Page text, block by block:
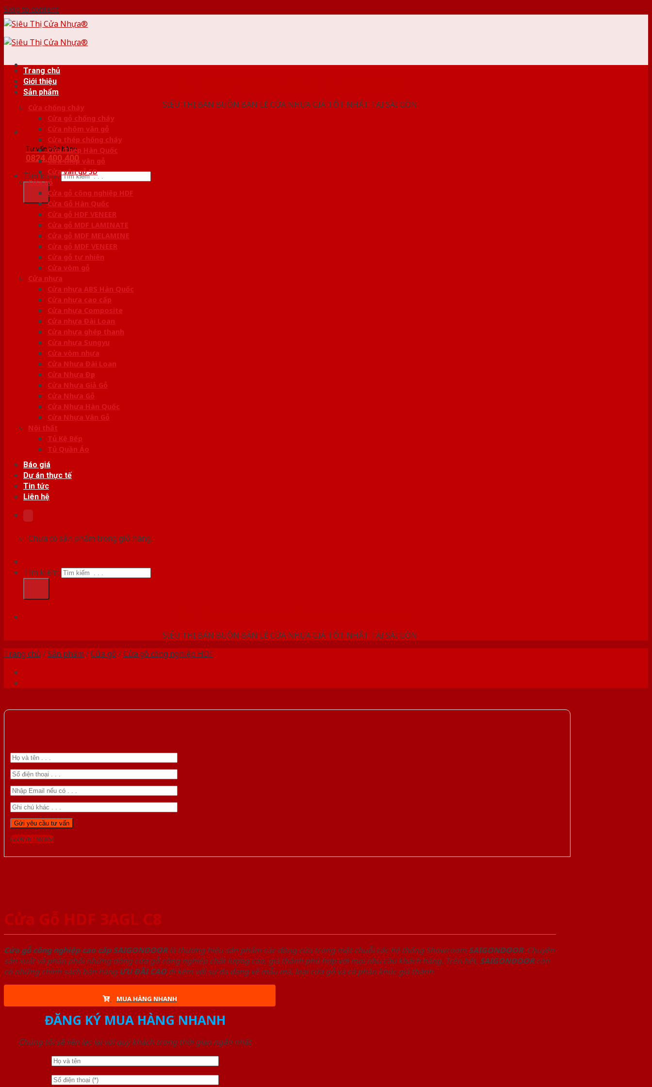
Skip to content
SIÊU THỊ BÁN BUÔN BÁN LẺ CỬA NHỰA GIÁ TỐT NHẤT TẠI SÀI GÒN
Tư vấn bán hàng
0824.400.400
Tìm kiếm:
Trang chủ
Giới thiệu
Sản phẩm
Cửa chống cháy
Cửa gỗ chống cháy
Cửa nhôm vân gỗ
Cửa thép chống cháy
Cửa Thép Hàn Quốc
Cửa thép vân gỗ
Cửa vân gỗ 5D
Cửa gỗ
Cửa gỗ công nghiệp HDF
Cửa Gỗ Hàn Quốc
Cửa gỗ HDF VENEER
Cửa gỗ MDF LAMINATE
Cửa gỗ MDF MELAMINE
Cửa gỗ MDF VENEER
Cửa gỗ tự nhiên
Cửa vòm gỗ
Cửa nhựa
Cửa nhựa ABS Hàn Quốc
Cửa nhựa cao cấp
Cửa nhựa Composite
Cửa nhựa Đài Loan
Cửa nhựa ghép thanh
Cửa nhựa Sungyu
Cửa vòm nhựa
Cửa Nhựa Đài Loan
Cửa Nhựa Đẹp
Cửa Nhựa Giả Gỗ
Cửa Nhựa Gỗ
Cửa Nhựa Hàn Quốc
Cửa Nhựa Vân Gỗ
Nội thất
Tủ Kệ Bếp
Tủ Quần Áo
Báo giá
Dự án thực tế
Tin tức
Liên hệ
Chưa có sản phẩm trong giỏ hàng.
Tìm kiếm:
SIÊU THỊ BÁN BUÔN BÁN LẺ CỬA NHỰA GIÁ TỐT NHẤT TẠI SÀI GÒN
Trang chủ /Sản phẩm /Cửa gỗ /Cửa gỗ công nghiệp HDF
Gọi 0976.169.864
Cửa Gỗ HDF 3AGL C8
Cửa gỗ công nghiệp cao cấp SAIGONDOORlà thương hiệu sản phẩm các dòng cửa trong một chuỗi các hệ thống Showroom SAIGONDOOR. Chuyên
sản xuất và phân phối những dòng cửa gỗ công nghiệp chất lượng cao, giá thành phù hợp với mọi nhu cầu khách hàng. Trên hết, SAIGONDOORcòn
có những chính sách bán hàng ƯU ĐÃI CAOđi kèm với sự đa dạng về mẫu mã, loại cửa gỗ và cả phân khúc giá thành.
MUA HÀNG NHANH
ĐĂNG KÝ MUA HÀNG NHANH
Chúng tôi sẽ liên lạc lại với quý khách trong thời gian ngắn nhất